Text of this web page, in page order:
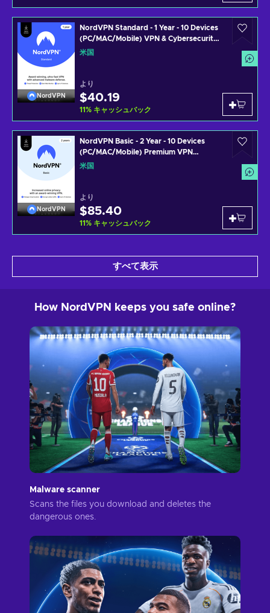
NordVPN
NordVPN Standard - 1 Year - 10 Devices
(PC/MAC/Mobile) VPN & Cybersecurity
Software Subscription Key UNITED
米国
より
$40.19
11% キャッシュバック
NordVPN
NordVPN Basic - 2 Year - 10 Devices
(PC/MAC/Mobile) Premium VPN
Software Subscription Key UNITED
米国
より
$85.40
11% キャッシュバック
すべて表示
How NordVPN keeps you safe online?
Malware scanner
Scans the files you download and deletes the
dangerous ones.